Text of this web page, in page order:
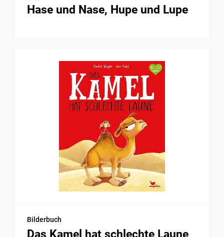
Hase und Nase, Hupe und Lupe
Bilderbuch
Das Kamel hat schlechte Laune